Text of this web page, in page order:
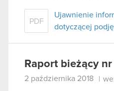
PDF
Ujawnienie
dotyczącej
Raport bieżący nr
2 października 2018